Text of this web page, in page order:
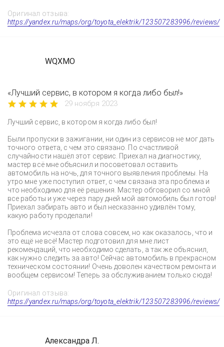
Оригинал отзыва:
https://yandex.ru/maps/org/toyota_elektrik/123507283996/reviews/
WQXMO
«Лучший сервис, в котором я когда либо был!»
29 ноября 2023
Лучший сервис, в котором я когда либо был!
Были пропуски в зажигании, ни один из сервисов не мог дать
точного ответа, с чем это связано. По счастливой
случайности нашёл этот сервис. Приехал на диагностику,
мастер всё мне объяснил и посоветовал оставить
автомобиль на ночь, для точного выявления проблемы. На
утро мне уже поступил ответ, с чем связана эта проблема и
что необходимо для её решения. Мастер обговорил со мной
все работы и уже через пару дней мой автомобиль был готов!
Приехал забирать авто и был несказанно удивлён тому,
какую работу проделали!
Проблема исчезла от слова совсем, но как оказалось, что и
это ещё не всё! Мастер подготовил для мне лист
рекомендаций, что необходимо сделать, а так же объяснил,
как нужно следить за авто! Сейчас автомобиль в прекрасном
техническом состоянии! Очень доволен качеством ремонта и
вообщем сервисом! Теперь за обслуживанием только сюда!
Оригинал отзыва:
https://yandex.ru/maps/org/toyota_elektrik/123507283996/reviews/
Александра Л.